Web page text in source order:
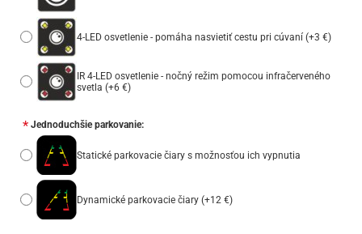
4-LED osvetlenie - pomáha nasvietiť cestu pri cúvaní (+3 €)
IR 4-LED osvetlenie - nočný režim pomocou infračerveného
svetla (+6 €)
Jednoduchšie parkovanie:
Statické parkovacie čiary s možnosťou ich vypnutia
Dynamické parkovacie čiary (+12 €)